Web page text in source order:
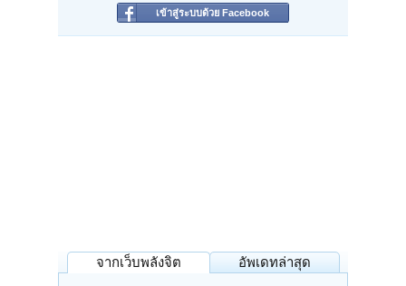
เข้าสู่ระบบด้วย Facebook
จากเว็บพลังจิต อัพเดทล่าสุด